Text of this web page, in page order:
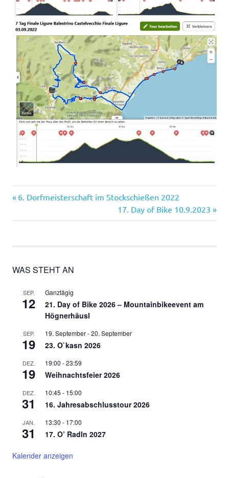
Beitragsnavigation
Vorheriger
6. Dorfmeisterschaft im Stockschießen 2022
Nächster
Beitrag:
17. Day of Bike 10.9.2023
WAS STEHT AN
SEP.
12
Ganztägig
21. Day of Bike 2026 – Mountainbikeevent am
Högnerhäusl
SEP.
19
19. September-20. September
23. O`kasn 2026
DEZ.
19
19:00 -23:59
Weihnachtsfeier 2026
DEZ.
31
10:45 - 15:00
16. Jahresabschlusstour 2026
JAN.
31
13:30 - 17:00
17. O’ Radln 2027
Kalender anzeigen